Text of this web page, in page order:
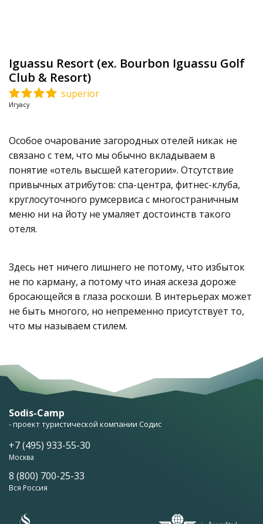
Iguassu Resort (ex. Bourbon Iguassu Golf
Club & Resort)
superior
Игуасу
Особое очарование загородных отелей никак не
связано с тем, что мы обычно вкладываем в
понятие «отель высшей категории». Отсутствие
привычных атрибутов: спа-центра, фитнес-клуба,
круглосуточного румсервиса с многостраничным
меню ни на йоту не умаляет достоинств такого
отеля.
Здесь нет ничего лишнего не потому, что избыток
не по карману, а потому что иная аскеза дороже
бросающейся в глаза роскоши. В интерьерах может
не быть многого, но непременно присутствует то,
что мы называем стилем.
Sodis-Camp
- проект туристической компании Содис
+7 (495) 933-55-30
Москва
8 (800) 700-25-33
Вся Россия